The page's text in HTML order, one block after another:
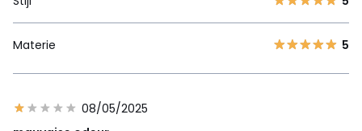
Materie 5
08/05/2025